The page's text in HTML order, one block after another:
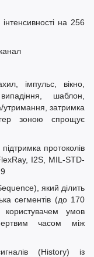
на 256
імпульс, вікно,
шаблон,
утримання, затримка
зоною спрощує
протоколів
I2S, MIL-STD-
який ділить
сегментів (до 170
користувачем умов
часом між
(History) із